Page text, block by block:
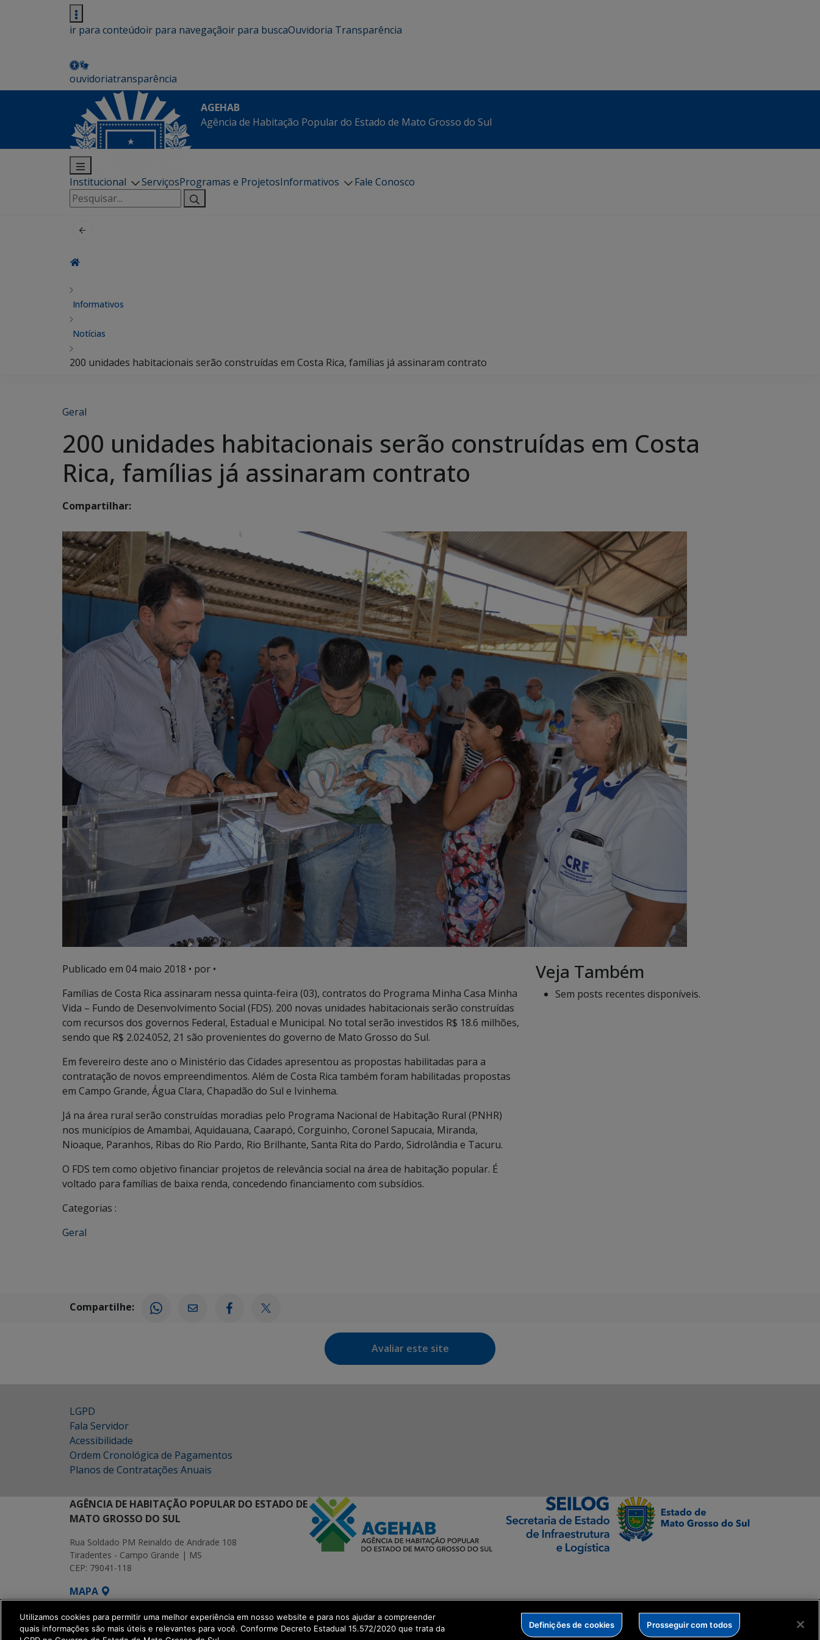
ir para conteúdoir para navegaçãoir para buscaOuvidoria Transparência
ouvidoriatransparência
AGEHAB
Agência de Habitação Popular do Estado de Mato Grosso do Sul
Institucional ServiçosProgramas e ProjetosInformativos
Fale Conosco
Pesquisar
por:
Informativos
Notícias
200 unidades habitacionais serão construídas em Costa Rica, famílias já assinaram contrato
Geral
200 unidades habitacionais serão construídas em Costa
Rica, famílias já assinaram contrato
Compartilhar:
Publicado em 04 maio 2018 • por •
Famílias de Costa Rica assinaram nessa quinta-feira (03), contratos do Programa Minha Casa Minha
Vida – Fundo de Desenvolvimento Social (FDS). 200 novas unidades habitacionais serão construídas
com recursos dos governos Federal, Estadual e Municipal. No total serão investidos R$ 18.6 milhões,
sendo que R$ 2.024.052, 21 são provenientes do governo de Mato Grosso do Sul.
Em fevereiro deste ano o Ministério das Cidades apresentou as propostas habilitadas para a
contratação de novos empreendimentos. Além de Costa Rica também foram habilitadas propostas
em Campo Grande, Água Clara, Chapadão do Sul e Ivinhema.
Já na área rural serão construídas moradias pelo Programa Nacional de Habitação Rural (PNHR)
nos municípios de Amambai, Aquidauana, Caarapó, Corguinho, Coronel Sapucaia, Miranda,
Nioaque, Paranhos, Ribas do Rio Pardo, Rio Brilhante, Santa Rita do Pardo, Sidrolândia e Tacuru.
O FDS tem como objetivo financiar projetos de relevância social na área de habitação popular. É
voltado para famílias de baixa renda, concedendo financiamento com subsídios.
Categorias :
Geral
Veja Também
Sem posts recentes disponíveis.
Compartilhe:
Avaliar este site
LGPD
Fala Servidor
Acessibilidade
Ordem Cronológica de Pagamentos
Planos de Contratações Anuais
AGÊNCIA DE HABITAÇÃO POPULAR DO ESTADO DE
MATO GROSSO DO SUL
Rua Soldado PM Reinaldo de Andrade 108
Tiradentes - Campo Grande | MS
CEP: 79041-118
MAPA
SETDIG | Secretaria-Executiva de Transformação Digital
Utilizamos cookies para permitir uma melhor experiência em nosso website e para nos ajudar a compreender
quais informações são mais úteis e relevantes para você. Conforme Decreto Estadual 15.572/2020 que trata da
Definições de cookies Prosseguir com todos